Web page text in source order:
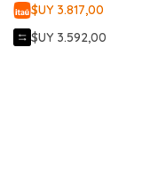
$UY 3.817,00
$UY 3.592,00